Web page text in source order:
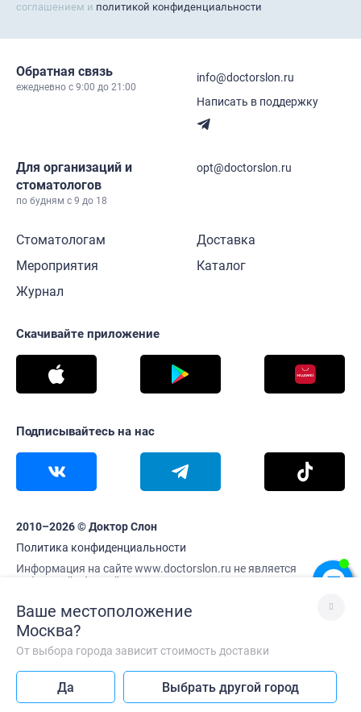
Главная Каталог Корзина Меню Профиль
соглашением и политикой конфиденциальности
Обратная связь
ежедневно c 9:00 до 21:00
info@doctorslon.ru
Написать в поддержку
Для организаций и
стоматологов
по будням с 9 до 18
opt@doctorslon.ru
Стоматологам
Мероприятия
Журнал
Доставка
Каталог
Скачивайте приложение
Подписывайтесь на нас
2010–2026 © Доктор Слон
Политика конфиденциальности
Информация на сайте www.doctorslon.ru не является
публичной офертой
Лучше без VPN
Так сайт работает быстрее
Ваше местоположение
Москва?
От выбора города зависит стоимость доставки
Да Выбрать другой город